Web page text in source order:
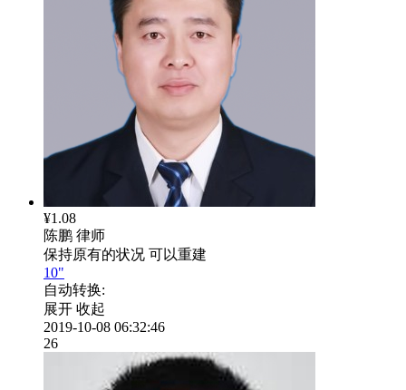
¥1.08
陈鹏 律师
保持原有的状况 可以重建
10"
自动转换:
展开 收起
2019-10-08 06:32:46
26